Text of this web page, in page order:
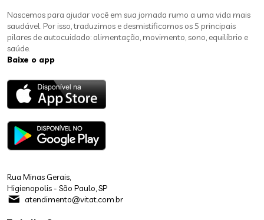
Nascemos para ajudar você em sua jornada rumo a uma vida mais
saudável. Por isso, traduzimos e desmistificamos os 5 principais
pilares de autocuidado: alimentação, movimento, sono, equilíbrio e
saúde.
Baixe o app
Rua Minas Gerais,
Higienopolis - São Paulo, SP
atendimento@vitat.com.br